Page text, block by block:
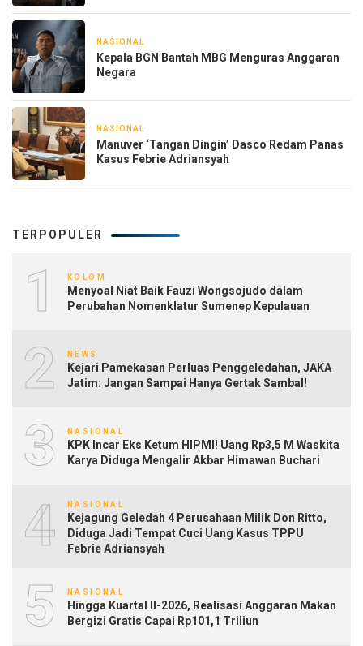
NASIONAL
Kepala BGN Bantah MBG Menguras Anggaran
Negara
NASIONAL
Manuver ‘Tangan Dingin’ Dasco Redam Panas
Kasus Febrie Adriansyah
TERPOPULER
1 KOLOM
Menyoal Niat Baik Fauzi Wongsojudo dalam
Perubahan Nomenklatur Sumenep Kepulauan
2 NEWS
Kejari Pamekasan Perluas Penggeledahan, JAKA
Jatim: Jangan Sampai Hanya Gertak Sambal!
3 NASIONAL
KPK Incar Eks Ketum HIPMI! Uang Rp3,5 M Waskita
Karya Diduga Mengalir Akbar Himawan Buchari
4 NASIONAL
Kejagung Geledah 4 Perusahaan Milik Don Ritto,
Diduga Jadi Tempat Cuci Uang Kasus TPPU
Febrie Adriansyah
5 NASIONAL
Hingga Kuartal II-2026, Realisasi Anggaran Makan
Bergizi Gratis Capai Rp101,1 Triliun